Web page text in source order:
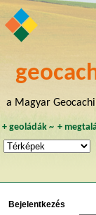
a Magyar
+ geoládák~ +
Bejelentkezés